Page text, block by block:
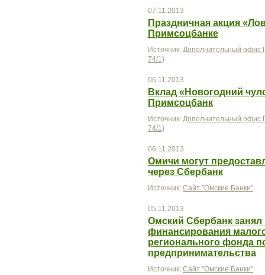
07.11.2013
Праздничная акция
Примсоцбанке
Источник: Дополнительный офис
74/1)
06.11.2013
Вклад «Новогодний
Примсоцбанк
Источник: Дополнительный офис
74/1)
06.11.2013
Омичи могут
через Сбербанк
Источник: Сайт "Омские Банки"
05.11.2013
Омский Сбербанк
финансирования
регионального фонда
предпринимательства
Источник: Сайт "Омские Банки"